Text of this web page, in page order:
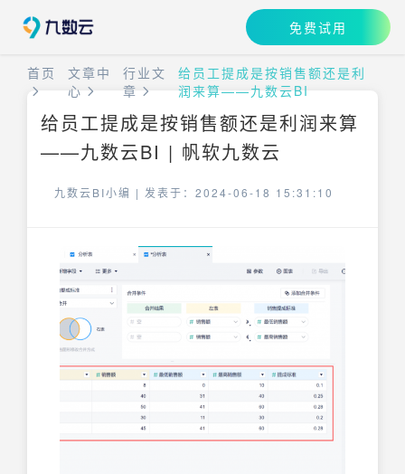
免费试用
首页
文章中
心
行业文
章
给员工提成是按销售额还是利
润来算——九数云BI
给员工提成是按销售额还是利润来算
——九数云BI | 帆软九数云
九数云BI小编 | 发表于：2024-06-18 15:31:10